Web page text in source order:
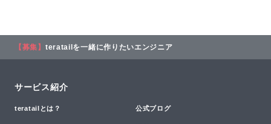
【募集】 teratailを一緒に作りたいエンジニア
サービス紹介
teratailとは？ 公式ブログ